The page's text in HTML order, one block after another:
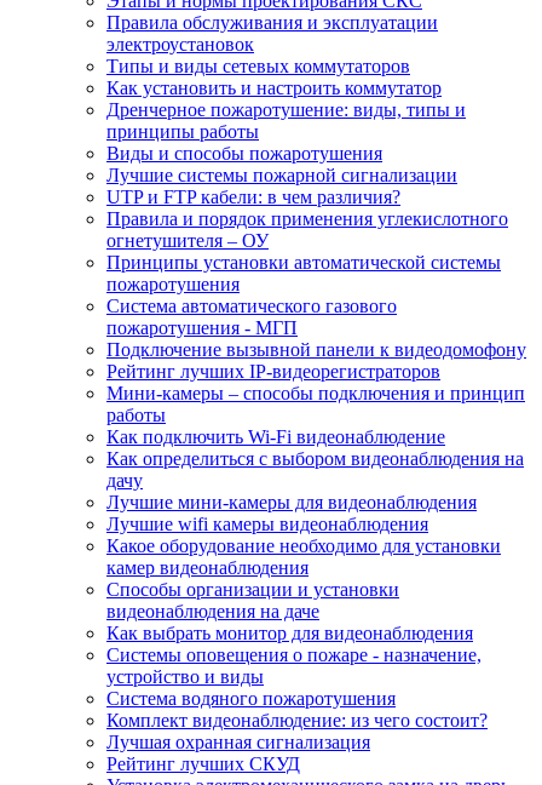
Правила обслуживания и эксплуатации
электроустановок
Типы и виды сетевых коммутаторов
Как установить и настроить коммутатор
Дренчерное пожаротушение: виды, типы и
принципы работы
Виды и способы пожаротушения
Лучшие системы пожарной сигнализации
UTP и FTP кабели: в чем различия?
Правила и порядок применения углекислотного
огнетушителя – ОУ
Принципы установки автоматической системы
пожаротушения
Система автоматического газового
пожаротушения - МГП
Подключение вызывной панели к видеодомофону
Рейтинг лучших IP-видеорегистраторов
Мини-камеры – способы подключения и принцип
работы
Как подключить Wi-Fi видеонаблюдение
Как определиться с выбором видеонаблюдения на
дачу
Лучшие мини-камеры для видеонаблюдения
Лучшие wifi камеры видеонаблюдения
Какое оборудование необходимо для установки
камер видеонаблюдения
Способы организации и установки
видеонаблюдения на даче
Как выбрать монитор для видеонаблюдения
Системы оповещения о пожаре - назначение,
устройство и виды
Система водяного пожаротушения
Комплект видеонаблюдение: из чего состоит?
Лучшая охранная сигнализация
Рейтинг лучших СКУД